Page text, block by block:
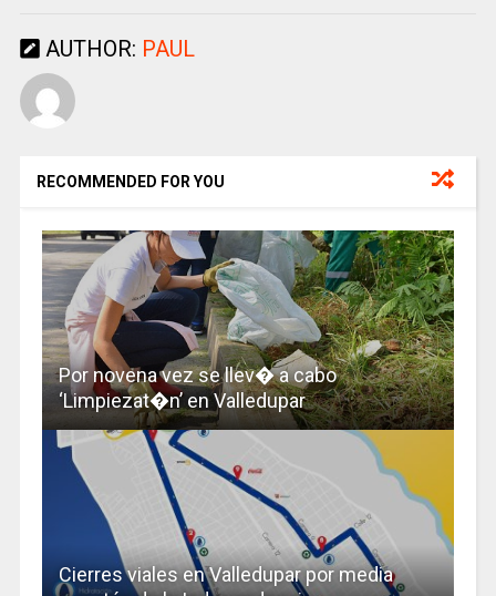
AUTHOR: PAUL
RECOMMENDED FOR YOU
Por novena vez se llev� a cabo
‘Limpiezat�n’ en Valledupar
Cierres viales en Valledupar por media